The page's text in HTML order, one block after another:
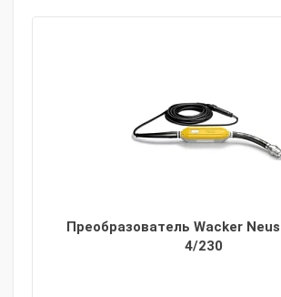
Преобразователь Wacker
4/230